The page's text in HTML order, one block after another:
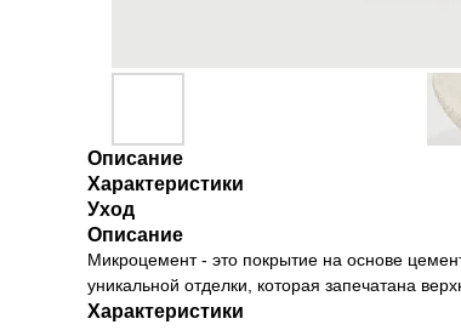
Описание
Характеристики
Уход
Описание
Микроцемент - это покрытие на основе
уникальной отделки, которая запечатана
Характеристики